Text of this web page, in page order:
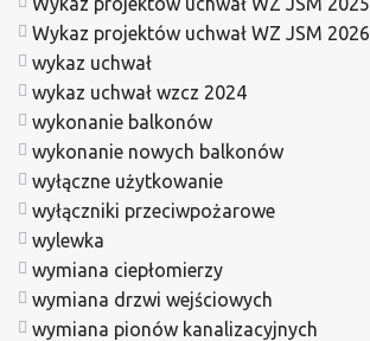
Wykaz projektów uchwał WZ JSM 2026
wykaz uchwał
wykaz uchwał wzcz 2024
wykonanie balkonów
wykonanie nowych balkonów
wyłączne użytkowanie
wyłączniki przeciwpożarowe
wylewka
wymiana ciepłomierzy
wymiana drzwi wejściowych
wymiana pionów kanalizacyjnych